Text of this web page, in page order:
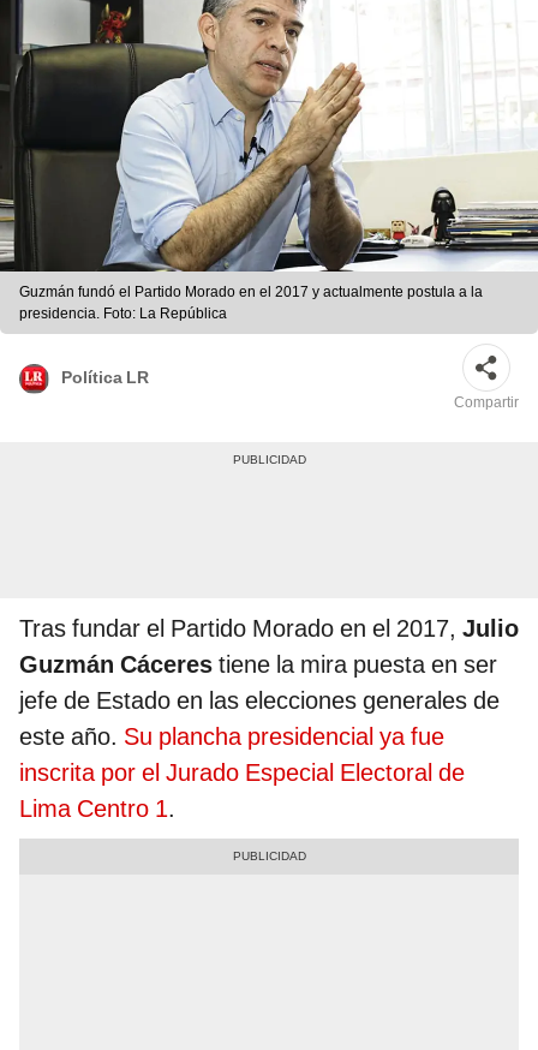
Guzmán fundó el Partido Morado en el 2017 y actualmente postula a la
presidencia. Foto: La República
Política LR
Compartir
Tras fundar el Partido Morado en el 2017, Julio
Guzmán Cáceres tiene la mira puesta en ser
jefe de Estado en las elecciones generales de
este año. Su plancha presidencial ya fue
inscrita por el Jurado Especial Electoral de
Lima Centro 1.